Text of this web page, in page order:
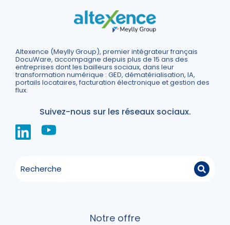
Altexence (Meylly Group), premier intégrateur français
DocuWare, accompagne depuis plus de 15 ans des
entreprises dont les bailleurs sociaux, dans leur
transformation numérique : GED, dématérialisation, IA,
portails locataires, facturation électronique et gestion des
flux.
Suivez-nous sur les réseaux sociaux.
Notre offre